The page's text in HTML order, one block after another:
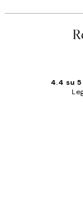
4.4 su